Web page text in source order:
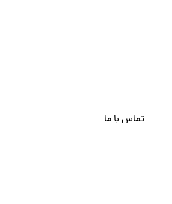
تماس با ما